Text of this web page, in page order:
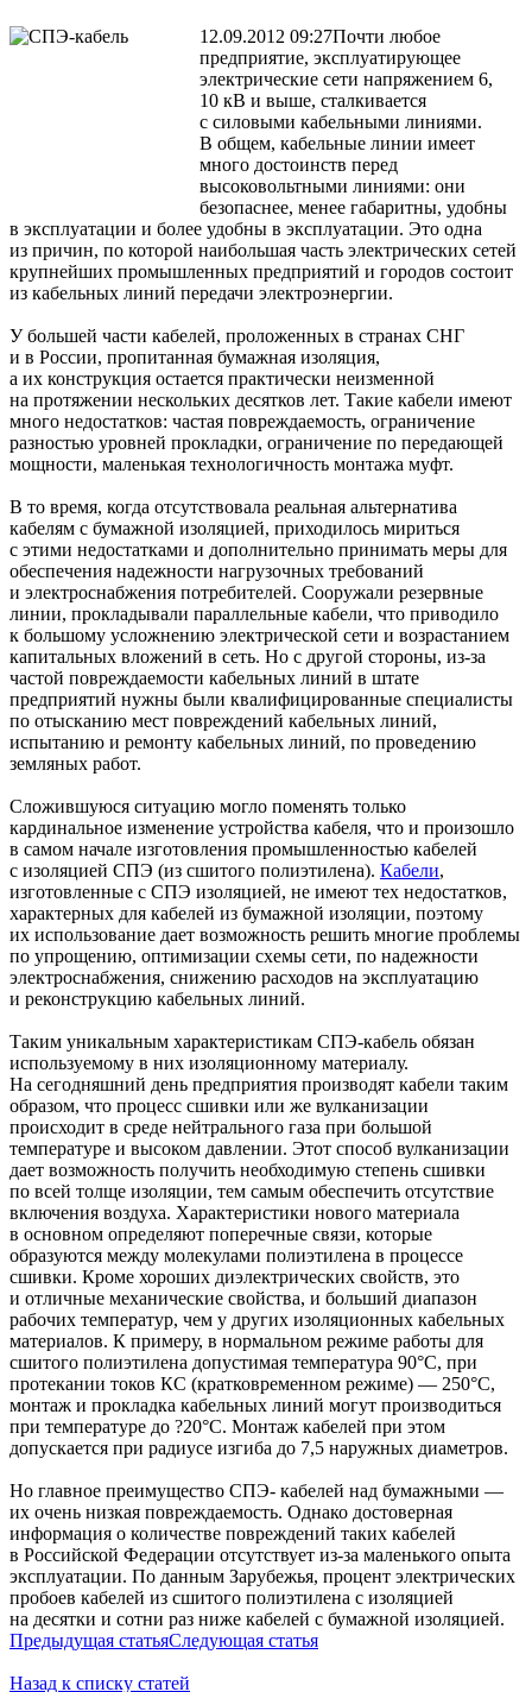
12.09.2012 09:27Почти любое
предприятие, эксплуатирующее
электрические сети напряжением 6,
10 кВ и выше, сталкивается
с силовыми кабельными линиями.
В общем, кабельные линии имеет
много достоинств перед
высоковольтными линиями: они
безопаснее, менее габаритны, удобны
в эксплуатации и более удобны в эксплуатации. Это одна
из причин, по которой наибольшая часть электрических сетей
крупнейших промышленных предприятий и городов состоит
из кабельных линий передачи электроэнергии. ­
У большей части кабелей, проложенных в странах СНГ
и в России, пропитанная бумажная изоляция,
а их конструкция остается практически неизменной
на протяжении нескольких десятков лет. Такие кабели имеют
много недостатков: частая повреждаемость, ограничение
разностью уровней прокладки, ограничение по передающей
мощности, маленькая технологичность монтажа муфт.
В то время, когда отсутствовала реальная альтернатива
кабелям с бумажной изоляцией, приходилось мириться
с этими недостатками и дополнительно принимать меры для
обеспечения надежности нагрузочных требований
и электроснабжения потребителей. Сооружали резервные
линии, прокладывали параллельные кабели, что приводило
к большому усложнению электрической сети и возрастанием
капитальных вложений в сеть. Но с другой стороны, из-за
частой повреждаемости кабельных линий в штате
предприятий нужны были квалифицированные специалисты
по отысканию мест повреждений кабельных линий,
испытанию и ремонту кабельных линий, по проведению
земляных работ.
Сложившуюся ситуацию могло поменять только
кардинальное изменение устройства кабеля, что и произошло
в самом начале изготовления промышленностью кабелей
с изоляцией СПЭ (из сшитого полиэтилена). Кабели,
изготовленные с СПЭ изоляцией, не имеют тех недостатков,
характерных для кабелей из бумажной изоляции, поэтому
их использование дает возможность решить многие проблемы
по упрощению, оптимизации схемы сети, по надежности
электроснабжения, снижению расходов на эксплуатацию
и реконструкцию кабельных линий.
Таким уникальным характеристикам СПЭ-кабель обязан
используемому в них изоляционному материалу.
На сегодняшний день предприятия производят кабели таким
образом, что процесс сшивки или же вулканизации
происходит в среде нейтрального газа при большой
температуре и высоком давлении. Этот способ вулканизации
дает возможность получить необходимую степень сшивки
по всей толще изоляции, тем самым обеспечить отсутствие
включения воздуха. Характеристики нового материала
в основном определяют поперечные связи, которые
образуются между молекулами полиэтилена в процессе
сшивки. Кроме хороших диэлектрических свойств, это
и отличные механические свойства, и больший диапазон
рабочих температур, чем у других изоляционных кабельных
материалов. К примеру, в нормальном режиме работы для
сшитого полиэтилена допустимая температура 90°С, при
протекании токов КС (кратковременном режиме) — 250°С,
монтаж и прокладка кабельных линий могут производиться
при температуре до ?20°С. Монтаж кабелей при этом
допускается при радиусе изгиба до 7,5 наружных диаметров.
Но главное преимущество СПЭ- кабелей над бумажными —
их очень низкая повреждаемость. Однако достоверная
информация о количестве повреждений таких кабелей
в Российской Федерации отсутствует из-за маленького опыта
эксплуатации. По данным Зарубежья, процент электрических
пробоев кабелей из сшитого полиэтилена с изоляцией
на десятки и сотни раз ниже кабелей с бумажной изоляцией.
Предыдущая статьяСледующая статья
Назад к списку статей